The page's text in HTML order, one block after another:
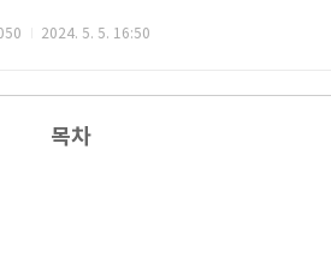
2024. 5. 5. 16:50
목차